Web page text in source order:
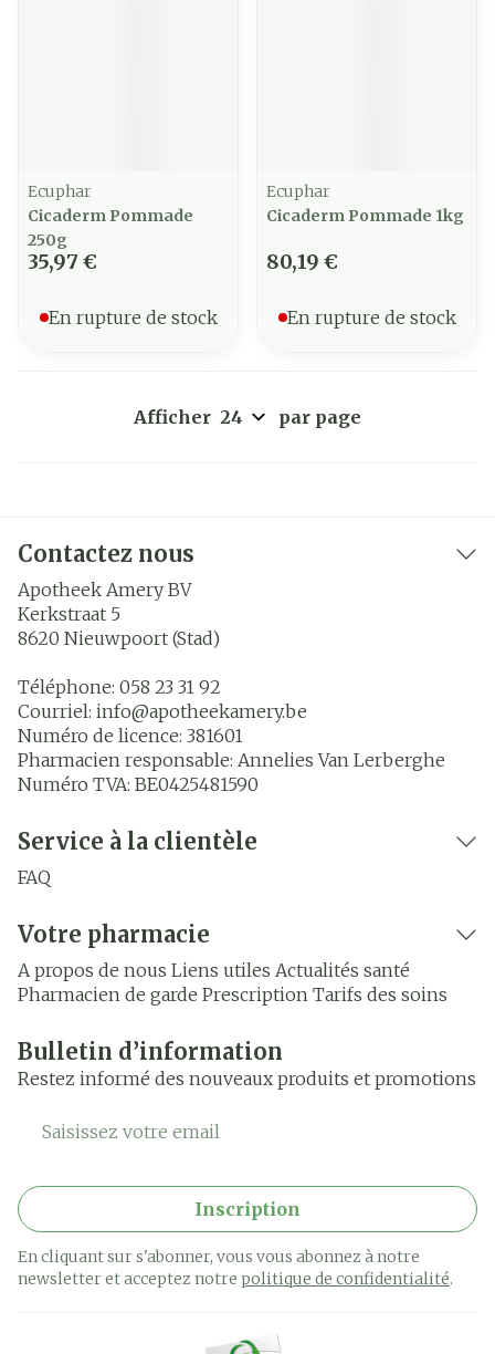
Ecuphar
Cicaderm Pommade
250g
35,97 €
En rupture de stock
Ecuphar
Cicaderm Pommade 1kg
80,19 €
En rupture de stock
Afficher par page
Contactez nous
Apotheek Amery BV
Kerkstraat 5
8620 Nieuwpoort (Stad)
Téléphone: 058 23 31 92
Courriel: info@apotheekamery.be
Numéro de licence: 381601
Pharmacien responsable: Annelies Van Lerberghe
Numéro TVA: BE0425481590
Service à la clientèle
FAQ
Votre pharmacie
A propos de nous Liens utiles Actualités santé
Pharmacien de garde Prescription Tarifs des soins
Bulletin d’information
Restez informé des nouveaux produits et promotions
Adresse mail
Inscription
En cliquant sur s'abonner, vous vous abonnez à notre
newsletter et acceptez notre politique de confidentialité.